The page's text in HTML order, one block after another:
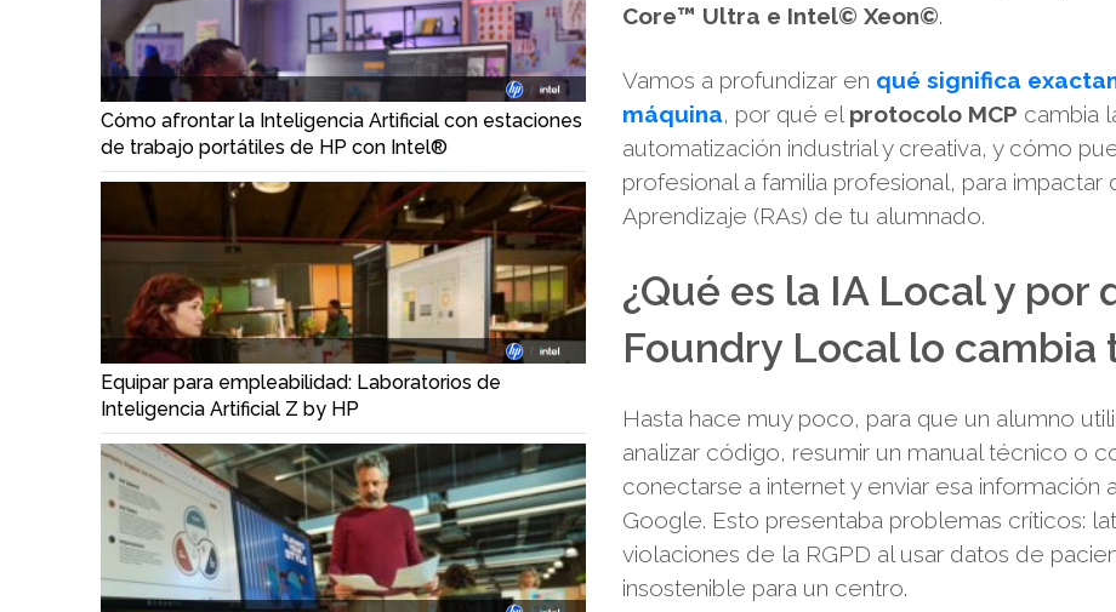
Cómo afrontar la Inteligencia Artificial con estaciones
de trabajo portátiles de HP con Intel®
Equipar para empleabilidad: Laboratorios de
Inteligencia Artificial Z by HP
Core™ Ultra e Intel© Xeon©.
Vamos a profundizar en qué significa
máquina, por qué el protocolo MCP cambia
automatización industrial y creativa, y cómo
profesional a familia profesional, para
Aprendizaje (RAs) de tu alumnado.
¿Qué es la IA Local y
Foundry Local lo cambia
Hasta hace muy poco, para que un alumno
analizar código, resumir un manual técnico o
conectarse a internet y enviar esa
Google. Esto presentaba problemas críticos:
violaciones de la RGPD al usar datos de
insostenible para un centro.